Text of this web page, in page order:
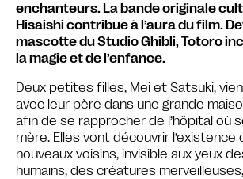
enchanteurs. La bande originale
Hisaishi contribue à l’aura du film.
mascotte du Studio Ghibli, Totoro
la magie et de l’enfance.
Deux petites filles, Mei et Satsuki,
avec leur père dans une grande
afin de se rapprocher de l’hôpital où
mère. Elles vont découvrir l’existence
nouveaux voisins, invisible aux yeux
humains, des créatures